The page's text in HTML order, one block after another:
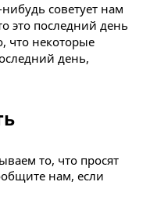
советует нам
это последний день
что некоторые
день,
то, что просят
нам, если